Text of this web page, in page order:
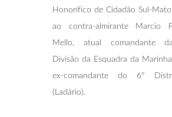
Honorífico de Cidadão Sul-
ao contra-almirante Marcio
Mello, atual comandante
Divisão da Esquadra da
ex-comandante do 6º
(Ladário).